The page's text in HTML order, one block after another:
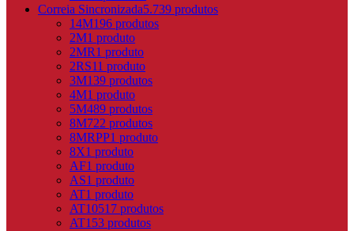
Correia Sincronizada5.739 produtos
14M196 produtos
2M1 produto
2MR1 produto
2RS11 produto
3M139 produtos
4M1 produto
5M489 produtos
8M722 produtos
8MRPP1 produto
8X1 produto
AF1 produto
AS1 produto
AT1 produto
AT10517 produtos
AT153 produtos